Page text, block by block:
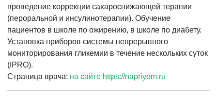
проведение коррекции сахароснижающей терапии
(пероральной и инсулинотерапии). Обучение
пациентов в школе по ожирению, в школе по диабету.
Установка приборов системы непрерывного
мониторирования гликемии в течение нескольких суток
(IPRO).
Страница врача: на сайте https://napriyom.ru